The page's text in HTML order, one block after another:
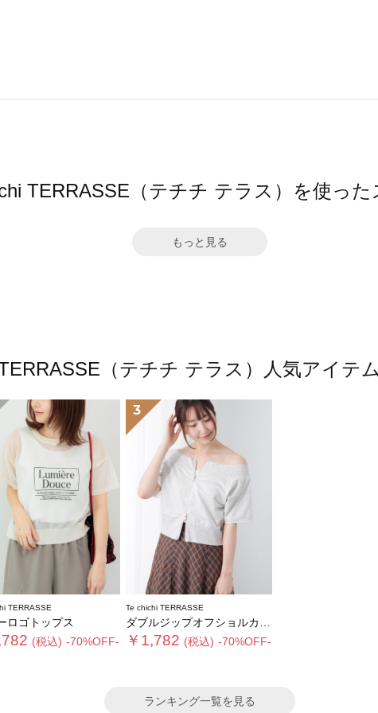
TERRASSE（テチチ テラス）を使っ
もっと見る
（テチチ テラス）人気アイテ
TERRASSE
ロゴトップス
(税込) -70%OFF-
3
Te chichi TERRASSE
ダブルジップオフショルカットトップス
￥1,782 (税込) -70%OFF-
ランキング一覧を見る